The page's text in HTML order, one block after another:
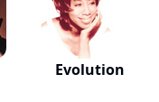
Evolution